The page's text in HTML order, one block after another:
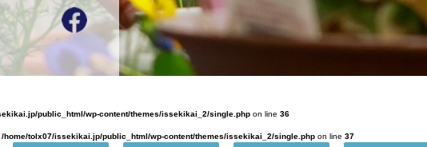
public_html/wp-content/themes/issekikai_2/single.php on line 36
/home/tolx07/issekikai.jp/public_html/wp-content/themes/issekikai_2/single.php on line 37